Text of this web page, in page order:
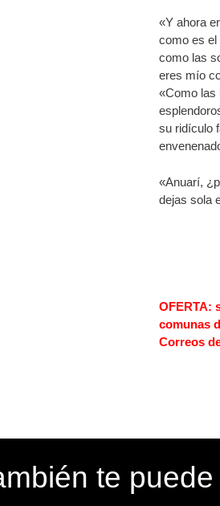
«Y ahora
como es el
como las
eres mío
«Como las
su ridículo
«Anuarí,
dejas sola
OFERTA:
comunas
Correos
te